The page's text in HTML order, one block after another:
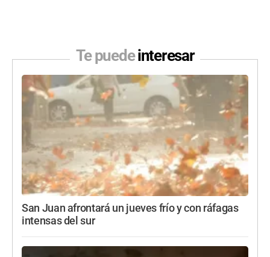
Te puedeinteresar
San Juan afrontará un jueves frío y con ráfagas
intensas del sur